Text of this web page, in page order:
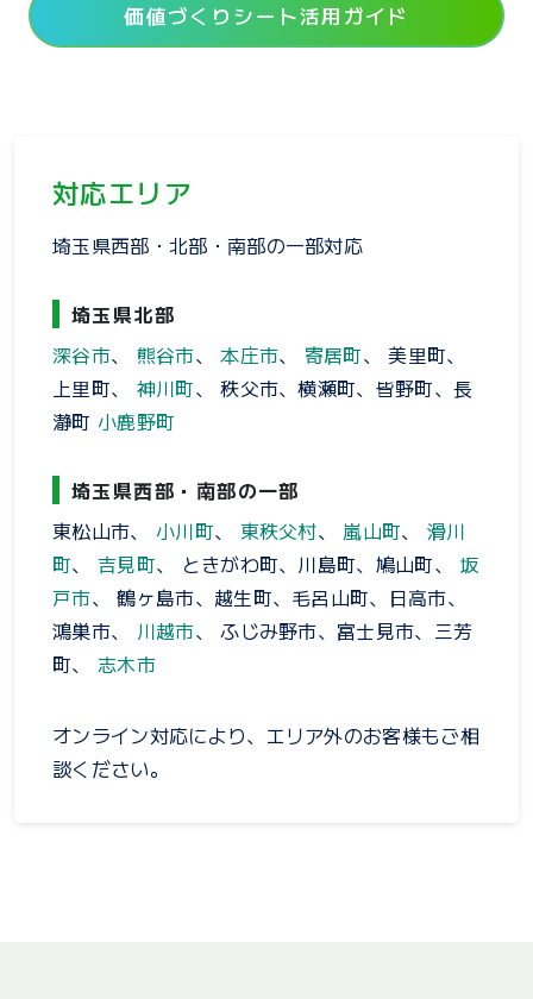
価値づくりシート活用ガイド
対応エリア
埼玉県西部・北部・南部の一部対応
埼玉県北部
深谷市、 熊谷市、本庄市、 寄居町、 美里町、
上里町、 神川町、 秩父市、横瀬町、皆野町、長
瀞町 小鹿野町
埼玉県西部・南部の一部
東松山市、 小川町、 東秩父村、 嵐山町、滑川
町、 吉見町、 ときがわ町、川島町、鳩山町、 坂
戸市、 鶴ヶ島市、越生町、毛呂山町、日高市、
鴻巣市、 川越市、 ふじみ野市、富士見市、三芳
町、 志木市
オンライン対応により、エリア外のお客様もご相
談ください。